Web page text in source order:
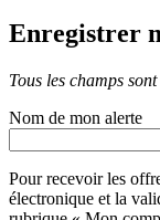
Enregistrer
Tous les champs
Nom de mon alerte
Pour recevoir les
électronique et la